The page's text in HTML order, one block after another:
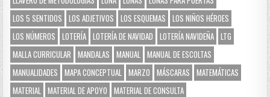
LOS 5 SENTIDOS
LOS ADJETIVOS LOS ESQUEMAS
LOS NIÑOS HÉROES
LOS NÚMEROS
LOTERÍA LOTERÍA DE NAVIDAD LOTERÍA NAVIDEÑA LTG
MALLA CURRICULAR
MANDALAS MANUAL
MANUAL DE ESCOLTAS
MANUALIDADES
MAPA CONCEPTUAL MARZO MÁSCARAS
MATEMÁTICAS
MATERIAL
MATERIAL DE APOYO
MATERIAL DE CONSULTA